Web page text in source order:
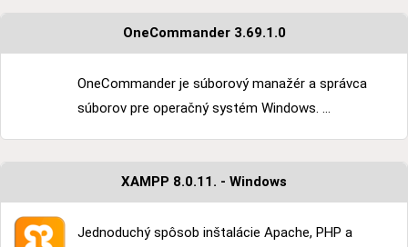
OneCommander 3.69.1.0
OneCommander je súborový manažér a správca
súborov pre operačný systém Windows. ...
XAMPP 8.0.11. - Windows
Jednoduchý spôsob inštalácie Apache, PHP a